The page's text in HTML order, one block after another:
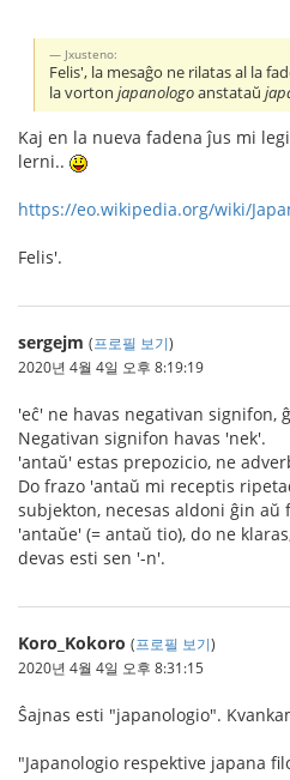
Jxusteno:
Felis', la mesaĝo ne rilatas al la
la vortonjapanologoanstataŭ
Kaj en la nueva fadena ĵus mi
lerni..
https://eo.wikipedia.org/wiki/
Felis'.
sergejm (프로필 보기)
2020년 4월 4일 오후 8:19:19
'eĉ' ne havas negativan signifon,
Negativan signifon havas 'nek'.
'antaŭ' estas prepozicio, ne
Do frazo 'antaŭ mi receptis
subjekton, necesas aldoni ĝin
'antaŭe' (= antaŭ tio), do ne
devas esti sen '-n'.
Koro_Kokoro (프로필 보기)
2020년 4월 4일 오후 8:31:15
Ŝajnas esti "japanologio".
"Japanologio respektive japana